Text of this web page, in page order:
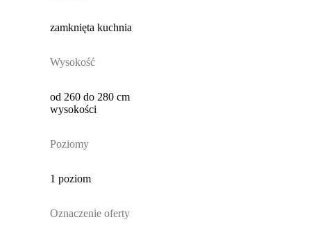
zamknięta kuchnia
Wysokość
od 260 do 280 cm
wysokości
Poziomy
1 poziom
Oznaczenie oferty